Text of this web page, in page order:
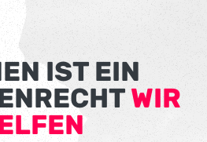
IST EIN
WIR